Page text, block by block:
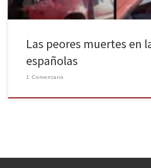
Las peores muertes en
españolas
1 Comentario